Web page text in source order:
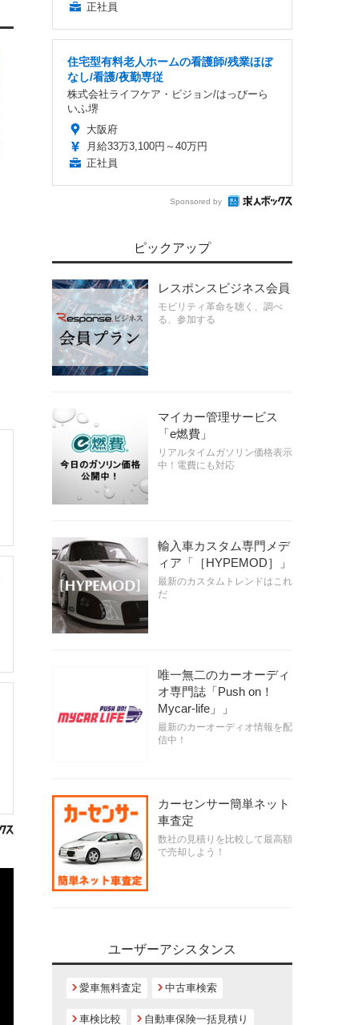
正社員
住宅型有料老人ホームの看護師/残業ほぼ
なし/看護/夜勤専従
株式会社ライフケア・ビジョン/はっぴーら
いふ堺
大阪府
月給33万3,100円～40万円
正社員
Sponsored by
ピックアップ
レスポンスビジネス会員
モビリティ革命を聴く、調べ
る、参加する
マイカー管理サービス
「e燃費」
リアルタイムガソリン価格表示
中！電費にも対応
輸入車カスタム専門メデ
ィア「［HYPEMOD］」
最新のカスタムトレンドはこれ
だ
唯一無二のカーオーディ
オ専門誌「Push on！
Mycar-life」」
最新のカーオーディオ情報を配
信中！
カーセンサー簡単ネット
車査定
数社の見積りを比較して最高額
で売却しよう！
ユーザーアシスタンス
愛車無料査定 中古車検索
車検比較 自動車保険一括見積り